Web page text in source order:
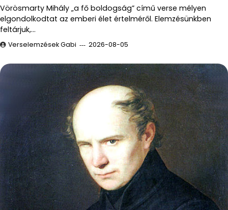
Vörösmarty Mihály „a fő boldogság” című verse mélyen
elgondolkodtat az emberi élet értelméről. Elemzésünkben
feltárjuk,…
Verselemzések Gabi 2026-08-05